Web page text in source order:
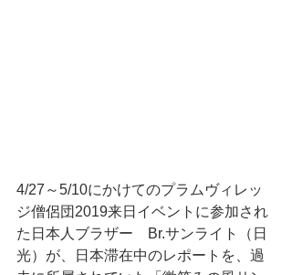
4/27～5/10にかけてのプラムヴィレッ
ジ僧侶団2019来日イベントに参加され
た日本人ブラザー　Br.サンライト（日
光）が、日本滞在中のレポートを、過